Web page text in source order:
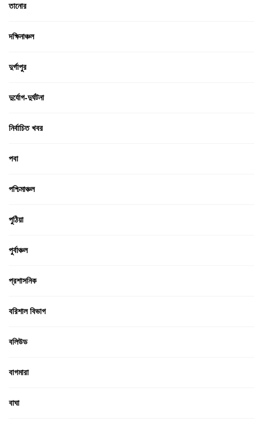
তানোর
দক্ষিনাঞ্চল
দুর্গাপুর
দুর্যোগ-দুর্ঘটনা
নির্বাচিত খবর
পবা
পশ্চিমাঞ্চল
পুঠিয়া
পুর্বাঞ্চল
প্রশাসনিক
বরিশাল বিভাগ
বলিউড
বাগমারা
বাঘা